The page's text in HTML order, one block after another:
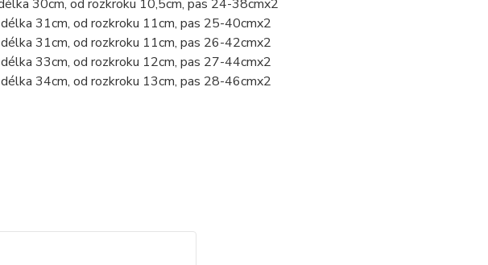
30cm, od rozkroku 10,5cm, pas 24-38cmx2
31cm, od rozkroku 11cm, pas 25-40cmx2
31cm, od rozkroku 11cm, pas 26-42cmx2
33cm, od rozkroku 12cm, pas 27-44cmx2
34cm, od rozkroku 13cm, pas 28-46cmx2